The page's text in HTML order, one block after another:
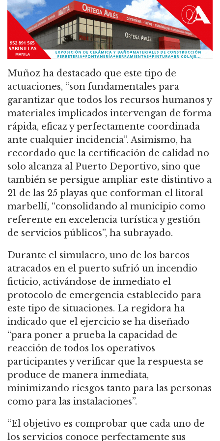
Muñoz ha destacado que este tipo de
actuaciones, “son fundamentales para
garantizar que todos los recursos humanos y
materiales implicados intervengan de forma
rápida, eficaz y perfectamente coordinada
ante cualquier incidencia”. Asimismo, ha
recordado que la certificación de calidad no
solo alcanza al Puerto Deportivo, sino que
también se persigue ampliar este distintivo a
21 de las 25 playas que conforman el litoral
marbellí, “consolidando al municipio como
referente en excelencia turística y gestión
de servicios públicos”, ha subrayado.
Durante el simulacro, uno de los barcos
atracados en el puerto sufrió un incendio
ficticio, activándose de inmediato el
protocolo de emergencia establecido para
este tipo de situaciones. La regidora ha
indicado que el ejercicio se ha diseñado
“para poner a prueba la capacidad de
reacción de todos los operativos
participantes y verificar que la respuesta se
produce de manera inmediata,
minimizando riesgos tanto para las personas
como para las instalaciones”.
“El objetivo es comprobar que cada uno de
los servicios conoce perfectamente sus